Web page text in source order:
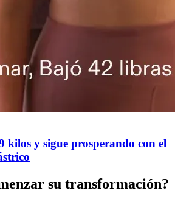
kilos y sigue prosperando con el
su transformación?